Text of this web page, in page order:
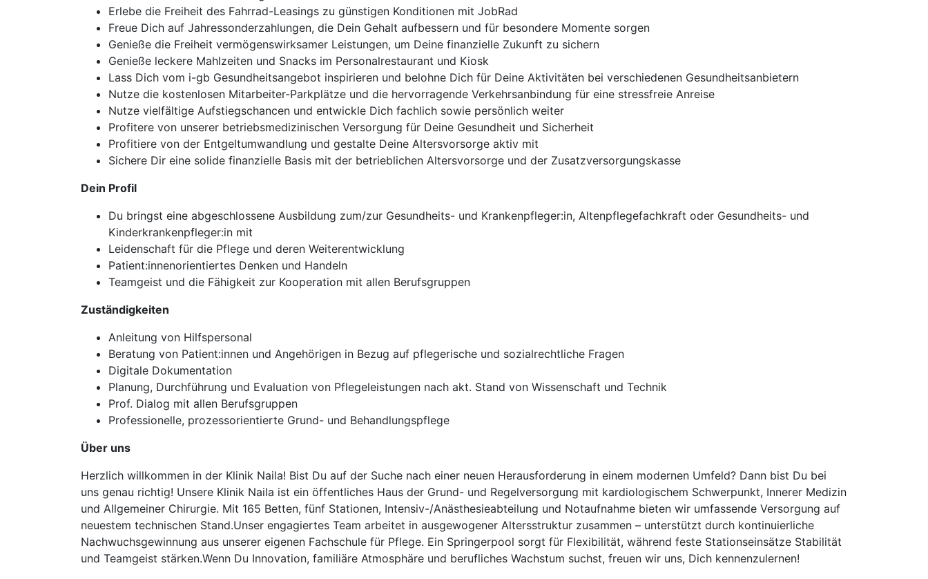
Erlebe die Freiheit des Fahrrad-Leasings zu günstigen Konditionen mit JobRad
Freue Dich auf Jahressonderzahlungen, die Dein Gehalt aufbessern und für besondere Momente sorgen
Genieße die Freiheit vermögenswirksamer Leistungen, um Deine finanzielle Zukunft zu sichern
Genieße leckere Mahlzeiten und Snacks im Personalrestaurant und Kiosk
Lass Dich vom i-gb Gesundheitsangebot inspirieren und belohne Dich für Deine Aktivitäten bei verschiedenen Gesundheitsanbietern
Nutze die kostenlosen Mitarbeiter-Parkplätze und die hervorragende Verkehrsanbindung für eine stressfreie Anreise
Nutze vielfältige Aufstiegschancen und entwickle Dich fachlich sowie persönlich weiter
Profitere von unserer betriebsmedizinischen Versorgung für Deine Gesundheit und Sicherheit
Profitiere von der Entgeltumwandlung und gestalte Deine Altersvorsorge aktiv mit
Sichere Dir eine solide finanzielle Basis mit der betrieblichen Altersvorsorge und der Zusatzversorgungskasse
Dein Profil
Du bringst eine abgeschlossene Ausbildung zum/zur Gesundheits- und Krankenpfleger:in, Altenpflegefachkraft oder Gesundheits- und
Kinderkrankenpfleger:in mit
Leidenschaft für die Pflege und deren Weiterentwicklung
Patient:innenorientiertes Denken und Handeln
Teamgeist und die Fähigkeit zur Kooperation mit allen Berufsgruppen
Zuständigkeiten
Anleitung von Hilfspersonal
Beratung von Patient:innen und Angehörigen in Bezug auf pflegerische und sozialrechtliche Fragen
Digitale Dokumentation
Planung, Durchführung und Evaluation von Pflegeleistungen nach akt. Stand von Wissenschaft und Technik
Prof. Dialog mit allen Berufsgruppen
Professionelle, prozessorientierte Grund- und Behandlungspflege
Über uns
Herzlich willkommen in der Klinik Naila! Bist Du auf der Suche nach einer neuen Herausforderung in einem modernen Umfeld? Dann bist Du bei
uns genau richtig! Unsere Klinik Naila ist ein öffentliches Haus der Grund- und Regelversorgung mit kardiologischem Schwerpunkt, Innerer Medizin
und Allgemeiner Chirurgie. Mit 165 Betten, fünf Stationen, Intensiv-/Anästhesieabteilung und Notaufnahme bieten wir umfassende Versorgung auf
neuestem technischen Stand.Unser engagiertes Team arbeitet in ausgewogener Altersstruktur zusammen – unterstützt durch kontinuierliche
Nachwuchsgewinnung aus unserer eigenen Fachschule für Pflege. Ein Springerpool sorgt für Flexibilität, während feste Stationseinsätze Stabilität
und Teamgeist stärken.Wenn Du Innovation, familiäre Atmosphäre und berufliches Wachstum suchst, freuen wir uns, Dich kennenzulernen!